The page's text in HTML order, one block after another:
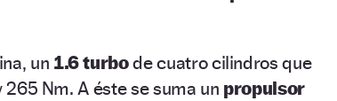
un 1.6 turbode cuatro cilindros que
Nm. A éste se suma un propulsor